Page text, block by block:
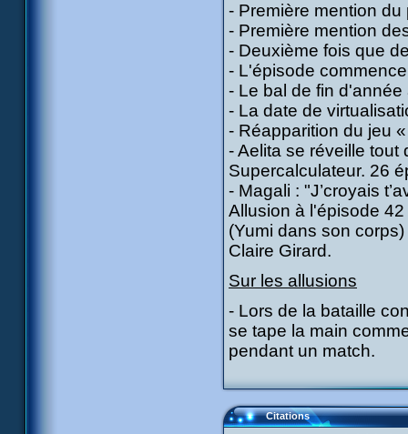
- Première mention du
- Première mention
- Deuxième fois que
- L'épisode
- Le bal de fin
- La date de
- Réapparition du jeu
- Aelita se réveille tout
Supercalculateur. 26
- Magali : "J’croyais
Allusion à l'épisode
(Yumi dans son
Claire Girard.
Sur les allusions
- Lors de la bataille
se tape la main
pendant un match.
Citations